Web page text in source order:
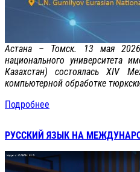
Астана – Томск. 13 мая 2026
национального университета
Казахстан) состоялась ХIV
компьютерной обработке
Подробнее
РУССКИЙ ЯЗЫК НА